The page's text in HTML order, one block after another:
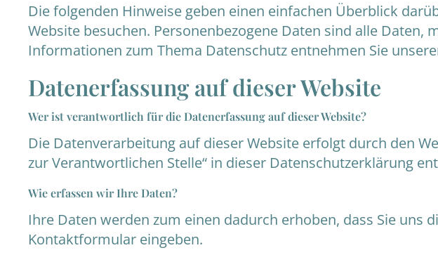
Die folgenden Hinweise geben einen einfachen Überblick
Website besuchen. Personenbezogene Daten sind alle
Informationen zum Thema Datenschutz entnehmen Sie
Datenerfassung auf dieser Website
Wer ist verantwortlich für die Datenerfassung auf dieser Website?
Die Datenverarbeitung auf dieser Website erfolgt durch den
zur Verantwortlichen Stelle“ in dieser Datenschutzerklärung
Wie erfassen wir Ihre Daten?
Ihre Daten werden zum einen dadurch erhoben, dass Sie uns
Kontaktformular eingeben.